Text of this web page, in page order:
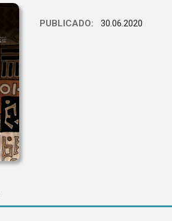
PUBLICADO: 30.06.2020